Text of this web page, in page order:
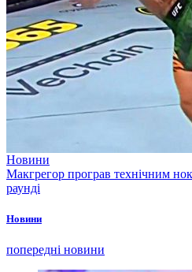
Новини
Макгрегор програв технічним
раунді
Новини
попередні новини